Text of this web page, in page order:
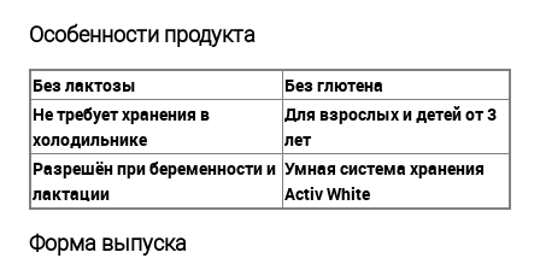
Особенности продукта
Без лактозы
Без глютена
Не требует хранения в
холодильнике
Для взрослых и детей от 3
лет
Разрешён при беременности и
лактации
Умная система хранения
Activ White
Форма выпуска